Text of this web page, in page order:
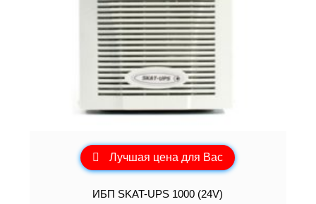
Лучшая цена для Вас
ИБП SKAT-UPS 1000 (24V)